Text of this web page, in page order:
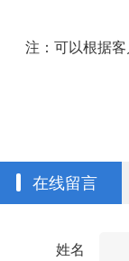
注：可以根据客
在线留言
姓名